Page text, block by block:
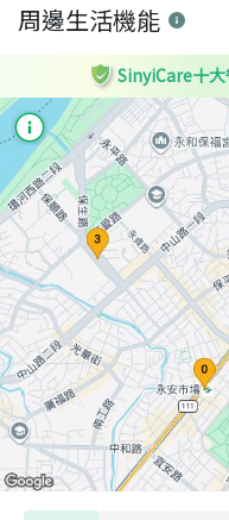
周邊生活機能
SinyiCare十